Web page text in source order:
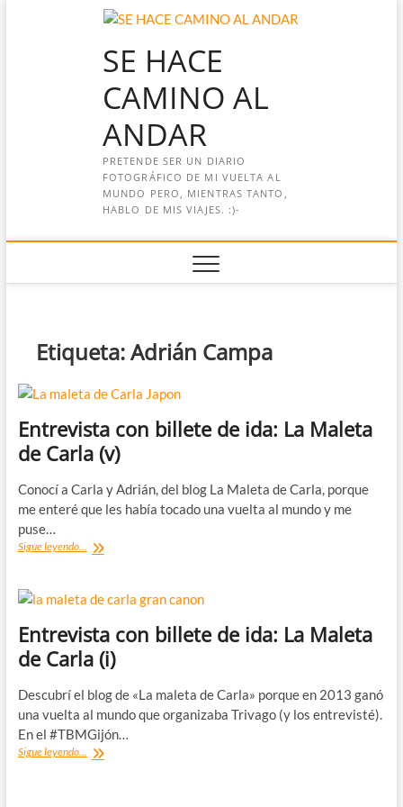
SE HACE
CAMINO AL
ANDAR
PRETENDE SER UN DIARIO
FOTOGRÁFICO DE MI VUELTA AL
MUNDO PERO, MIENTRAS TANTO,
HABLO DE MIS VIAJES. :)-
Etiqueta:Adrián Campa
Entrevista con billete de ida: La Maleta
de Carla (v)
Conocí a Carla y Adrián, del blog La Maleta de Carla, porque
me enteré que les había tocado una vuelta al mundo y me
puse…
Sigue leyendo... Entrevista
de
La
Maleta
de
(v)
Entrevista con billete de ida: La Maleta
de Carla (i)
Descubrí el blog de «La maleta de Carla» porque en 2013 ganó
una vuelta al mundo que organizaba Trivago (y los entrevisté).
En el #TBMGijón…
Sigue leyendo... Entrevista